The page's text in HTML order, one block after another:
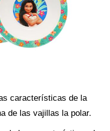
características de la
de las vajillas la polar.